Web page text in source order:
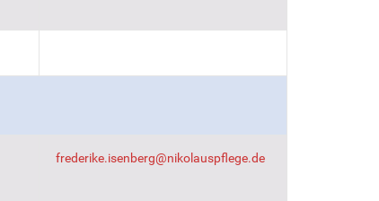
frederike.isenberg@nikolauspflege.de